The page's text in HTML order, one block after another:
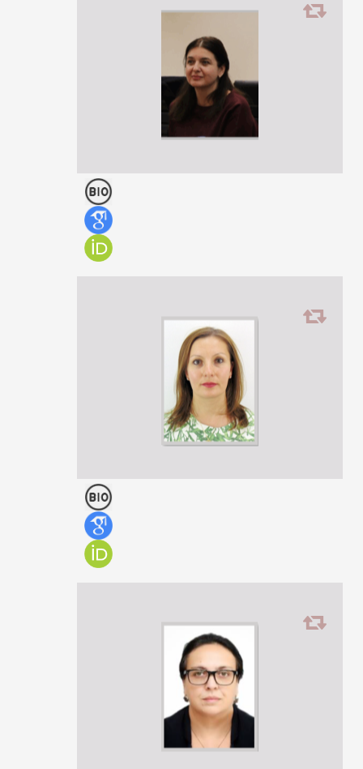
Phd Student of education